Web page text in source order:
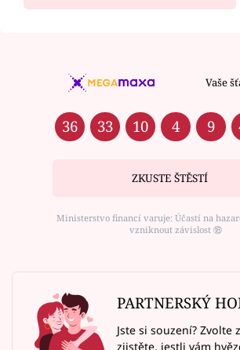
Vaše
36 33 10 4 9
ZKUSTE ŠTĚSTÍ
Ministerstvo financí varuje: Účastí na
vzniknout závislost ⑱
PARTNERSKÝ
Jste si souzení? Zvolte
zjistěte, jestli vám